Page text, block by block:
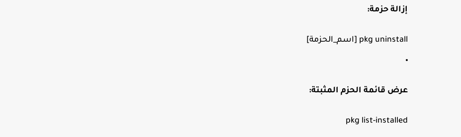
إزالة حزمة:
pkg uninstall [اسم_الحزمة]
عرض قائمة الحزم المثبتة:
pkg list-installed